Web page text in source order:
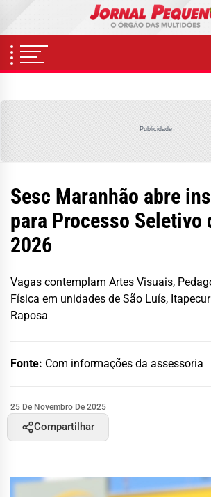
content
Publicidade
Sesc Maranhão abre
para Processo Seletivo
2026
Vagas contemplam Artes Visuais,
Física em unidades de São Luís,
Raposa
Fonte: Com informações da assessoria
25 De Novembro De 2025
Compartilhar